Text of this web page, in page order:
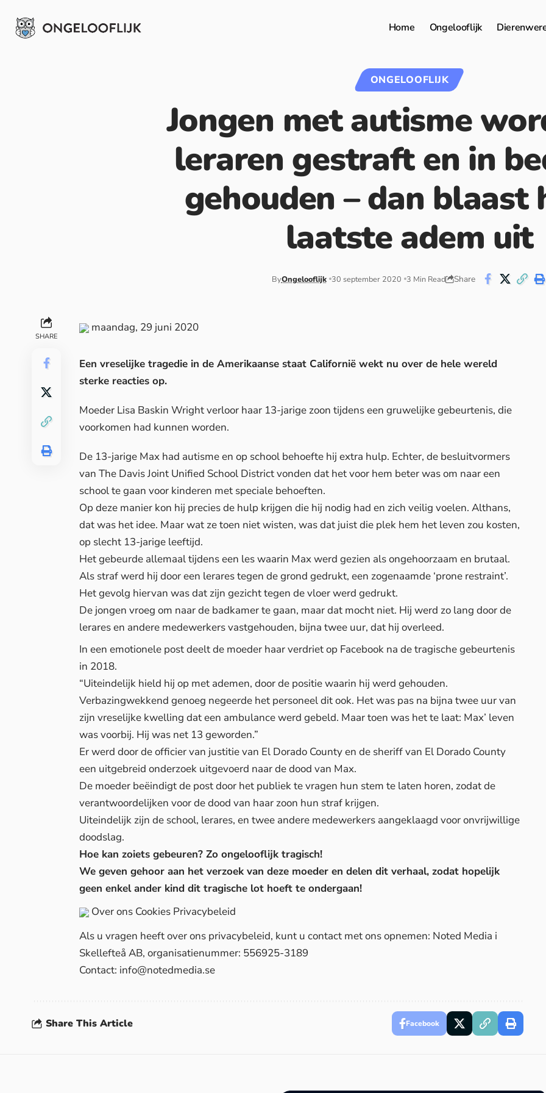
Home Ongelooflijk
ONGELOOFLIJK
Jongen met autisme
leraren gestraft en in
gehouden – dan blaast
laatste adem uit
ByOngelooflijk 30 september 2020 3 Min Read Share
SHARE
maandag, 29 juni 2020
Een vreselijke tragedie in de Amerikaanse staat Californië wekt nu over de hele wereld
sterke reacties op.
Moeder Lisa Baskin Wright verloor haar 13-jarige zoon tijdens een gruwelijke gebeurtenis, die
voorkomen had kunnen worden.
De 13-jarige Max had autisme en op school behoefte hij extra hulp. Echter, de besluitvormers
van The Davis Joint Unified School District vonden dat het voor hem beter was om naar een
school te gaan voor kinderen met speciale behoeften.
Op deze manier kon hij precies de hulp krijgen die hij nodig had en zich veilig voelen. Althans,
dat was het idee. Maar wat ze toen niet wisten, was dat juist die plek hem het leven zou kosten,
op slecht 13-jarige leeftijd.
Het gebeurde allemaal tijdens een les waarin Max werd gezien als ongehoorzaam en brutaal.
Als straf werd hij door een lerares tegen de grond gedrukt, een zogenaamde ‘prone restraint’.
Het gevolg hiervan was dat zijn gezicht tegen de vloer werd gedrukt.
De jongen vroeg om naar de badkamer te gaan, maar dat mocht niet. Hij werd zo lang door de
lerares en andere medewerkers vastgehouden, bijna twee uur, dat hij overleed.
In een emotionele post deelt de moeder haar verdriet op Facebook na de tragische gebeurtenis
in 2018.
“Uiteindelijk hield hij op met ademen, door de positie waarin hij werd gehouden.
Verbazingwekkend genoeg negeerde het personeel dit ook. Het was pas na bijna twee uur van
zijn vreselijke kwelling dat een ambulance werd gebeld. Maar toen was het te laat: Max’ leven
was voorbij. Hij was net 13 geworden.”
Er werd door de officier van justitie van El Dorado County en de sheriff van El Dorado County
een uitgebreid onderzoek uitgevoerd naar de dood van Max.
De moeder beëindigt de post door het publiek te vragen hun stem te laten horen, zodat de
verantwoordelijken voor de dood van haar zoon hun straf krijgen.
Uiteindelijk zijn de school, lerares, en twee andere medewerkers aangeklaagd voor onvrijwillige
doodslag.
Hoe kan zoiets gebeuren? Zo ongelooflijk tragisch!
We geven gehoor aan het verzoek van deze moeder en delen dit verhaal, zodat hopelijk
geen enkel ander kind dit tragische lot hoeft te ondergaan!
Over ons Cookies Privacybeleid
Als u vragen heeft over ons privacybeleid, kunt u contact met ons opnemen: Noted Media i
Skellefteå AB, organisatienummer: 556925-3189
Contact: info@notedmedia.se
Share This Article Facebook